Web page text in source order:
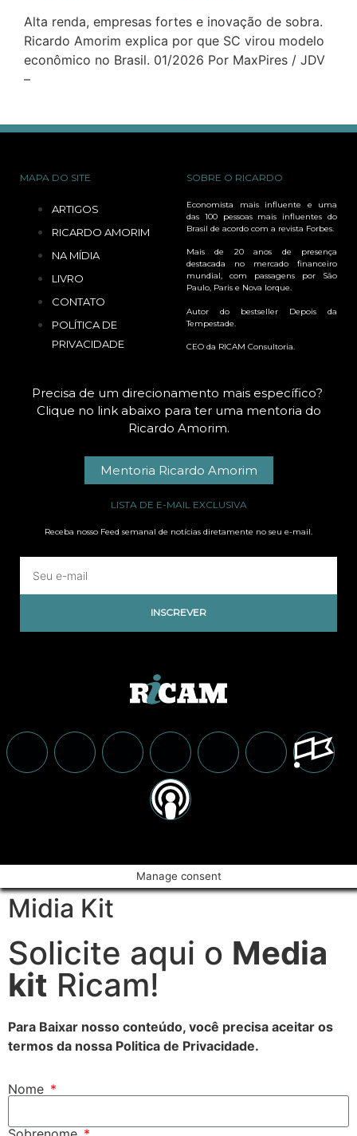
Alta renda, empresas fortes e inovação de sobra.
Ricardo Amorim explica por que SC virou modelo
econômico no Brasil. 01/2026 Por MaxPires / JDV
–
MAPA DO SITE
ARTIGOS
RICARDO AMORIM
NA MÍDIA
LIVRO
CONTATO
POLÍTICA DE
PRIVACIDADE
SOBRE O RICARDO
Economista mais influente e uma
das 100 pessoas mais influentes do
Brasil de acordo com a revista Forbes.
Mais de 20 anos de presença
destacada no mercado financeiro
mundial, com passagens por São
Paulo, Paris e Nova Iorque.
Autor do bestseller Depois da
Tempestade.
CEO da RICAM Consultoria.
Precisa de um direcionamento mais específico?
Clique no link abaixo para ter uma mentoria do
Ricardo Amorim.
Mentoria Ricardo Amorim
LISTA DE E-MAIL EXCLUSIVA
Receba nosso Feed semanal de notícias diretamente no seu e-mail.
INSCREVER
Manage consent
Midia Kit
Solicite aqui o Media
kit Ricam!
Para Baixar nosso conteúdo, você precisa aceitar os
termos da nossa Politica de Privacidade.
Nome